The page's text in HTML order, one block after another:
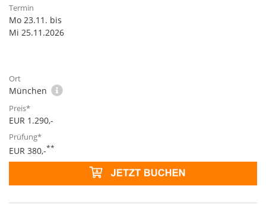
Mo 23.11. bis
Mi 25.11.2026
München
EUR 1.290,-
EUR 380,-**